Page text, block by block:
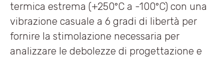
termica estrema (+250°C a -100°C) con una
vibrazione casuale a 6 gradi di libertà per
fornire la stimolazione necessaria per
analizzare le debolezze di progettazione e